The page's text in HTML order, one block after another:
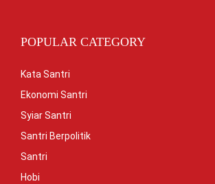
POPULAR CATEGORY
Kata Santri
Ekonomi Santri
Syiar Santri
Santri Berpolitik
Santri
Hobi